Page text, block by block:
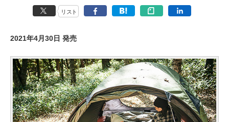
リスト
2021年4月30日 発売